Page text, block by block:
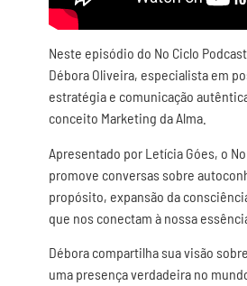
Neste episódio do No Ciclo
Débora Oliveira, especialista em
estratégia e comunicação
conceito Marketing da Alma.
Apresentado por Letícia Góes, o
promove conversas sobre
propósito, expansão da
que nos conectam à nossa
Débora compartilha sua visão
uma presença verdadeira no